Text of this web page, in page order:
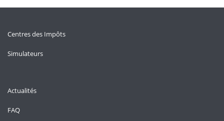
Centres des Impôts
Simulateurs
Actualités
FAQ